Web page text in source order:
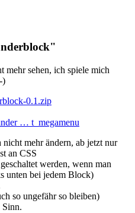
mehr sehen, ich spiele mich
)
0.1.zip
… t_megamenu
mehr ändern, ab jetzt nur
an CSS
werden, wenn man
unten bei jedem Block)
so ungefähr so bleiben)
Sinn.